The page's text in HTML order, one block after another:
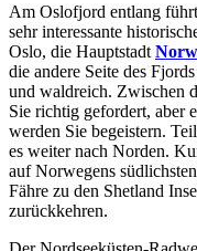
Am Oslofjord entlang
sehr interessante
Oslo, die Hauptstadt
die andere Seite des
und waldreich. Zwischen
Sie richtig gefordert, aber
werden Sie begeistern.
es weiter nach Norden.
auf Norwegens
Fähre zu den Shetland
zurückkehren.